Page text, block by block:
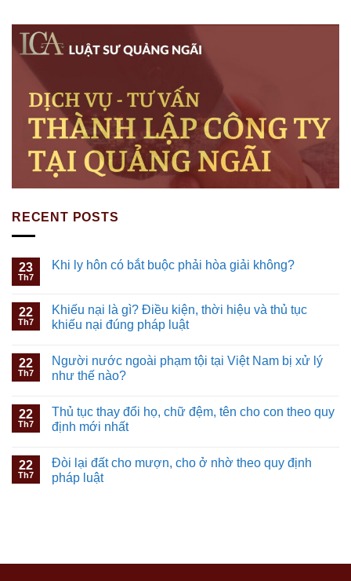
RECENT POSTS
23
Th7
Khi ly hôn có bắt buộc phải hòa giải không?
22
Th7
Khiếu nại là gì? Điều kiện, thời hiệu và thủ tục
khiếu nại đúng pháp luật
22
Th7
Người nước ngoài phạm tội tại Việt Nam bị xử lý
như thế nào?
22
Th7
Thủ tục thay đổi họ, chữ đệm, tên cho con theo quy
định mới nhất
22
Th7
Đòi lại đất cho mượn, cho ở nhờ theo quy định
pháp luật